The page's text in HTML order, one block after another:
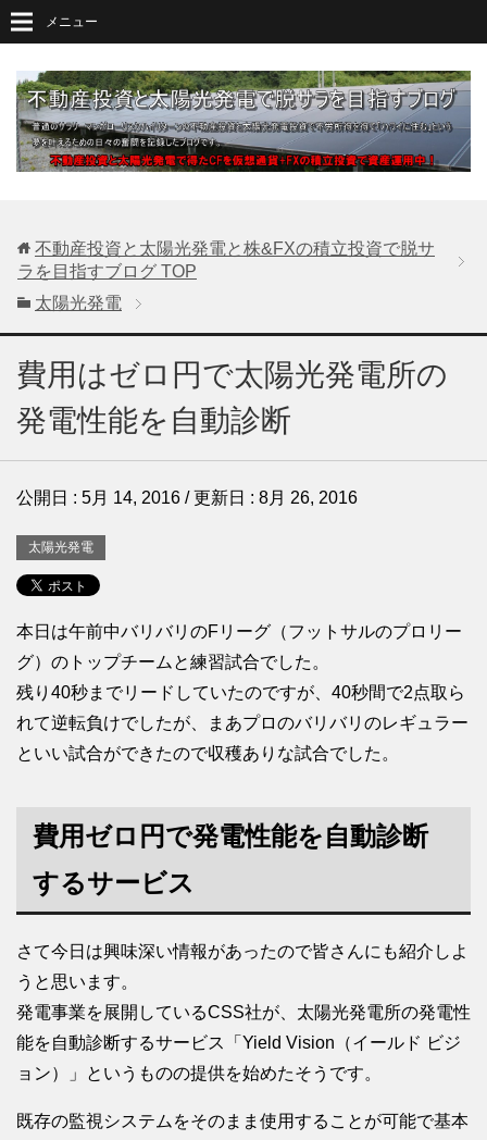
メニュー
不動産投資と太陽光発電と株&FXの積立投資で脱サ
ラを目指すブログ TOP
太陽光発電
費用はゼロ円で太陽光発電所の
発電性能を自動診断
公開日 : 5月 14, 2016 / 更新日 : 8月 26, 2016
太陽光発電
本日は午前中バリバリのFリーグ（フットサルのプロリー
グ）のトップチームと練習試合でした。
残り40秒までリードしていたのですが、40秒間で2点取ら
れて逆転負けでしたが、まあプロのバリバリのレギュラー
といい試合ができたので収穫ありな試合でした。
費用ゼロ円で発電性能を自動診断
するサービス
さて今日は興味深い情報があったので皆さんにも紹介しよ
うと思います。
発電事業を展開しているCSS社が、太陽光発電所の発電性
能を自動診断するサービス「Yield Vision（イールド ビジ
ョン）」というものの提供を始めたそうです。
既存の監視システムをそのまま使用することが可能で基本